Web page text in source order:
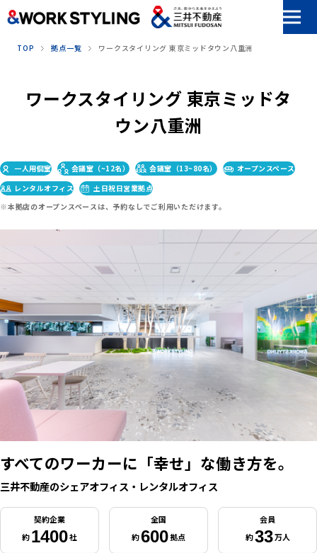
本文へ移動
TOP 拠点一覧 ワークスタイリング 東京ミッドタウン八重洲
ワークスタイリング 東京ミッドタ
ウン八重洲
一人用個室 会議室（~12名） 会議室（13~80名）
オープンスペース
レンタルオフィス
土日祝日営業拠点
※本拠店のオープンスペースは、予約なしでご利用いただけます。
すべてのワーカーに 「幸せ」な働き方を。
三井不動産のシェアオフィス・レンタルオフィス
契約企業
約1400社
全国
約600拠点
会員
約33万人